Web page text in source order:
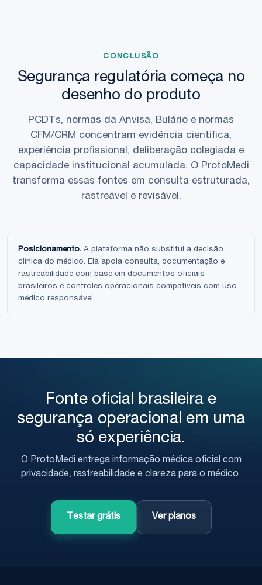
CONCLUSÃO
Segurança regulatória começa no
desenho do produto
PCDTs, normas da Anvisa, Bulário e normas
CFM/CRM concentram evidência científica,
experiência profissional, deliberação colegiada e
capacidade institucional acumulada. O ProtoMedi
transforma essas fontes em consulta estruturada,
rastreável e revisável.
Posicionamento. A plataforma não substitui a decisão
clínica do médico. Ela apoia consulta, documentação e
rastreabilidade com base em documentos oficiais
brasileiros e controles operacionais compatíveis com uso
médico responsável.
Fonte oficial brasileira e
segurança operacional em uma
só experiência.
O ProtoMedi entrega informação médica oficial com
privacidade, rastreabilidade e clareza para o médico.
Testar grátis Ver planos